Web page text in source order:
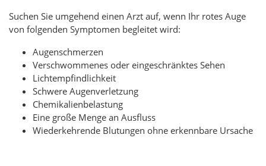
Suchen Sie umgehend einen Arzt auf, wenn Ihr rotes Auge
von folgenden Symptomen begleitet wird:
Augenschmerzen
Verschwommenes oder eingeschränktes Sehen
Lichtempfindlichkeit
Schwere Augenverletzung
Chemikalienbelastung
Eine große Menge an Ausfluss
Wiederkehrende Blutungen ohne erkennbare Ursache